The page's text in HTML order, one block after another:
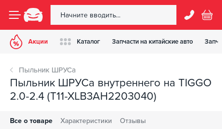
Акции Каталог Запчасти на китайские авто
Пыльник ШРУСа
Пыльник ШРУСа внутреннего на TIGGO
2.0-2.4 (T11-XLB3AH2203040)
Все о товаре Характеристики Отзывы